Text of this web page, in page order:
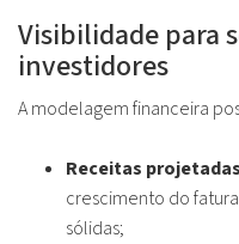
Visibilidade para
investidores
A modelagem financeira
Receitas
crescimento do
sólidas;